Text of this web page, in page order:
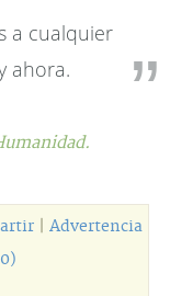
a cualquier
ahora.
| Advertencia